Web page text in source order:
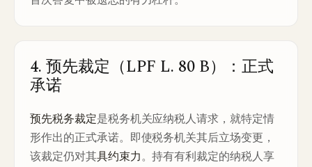
4. 预先裁定（LPF L. 80 B）：正式
承诺
预先税务裁定是税务机关应纳税人请求，就特定情
形作出的正式承诺。即使税务机关其后立场变更，
该裁定仍对其具约束力。持有有利裁定的纳税人享